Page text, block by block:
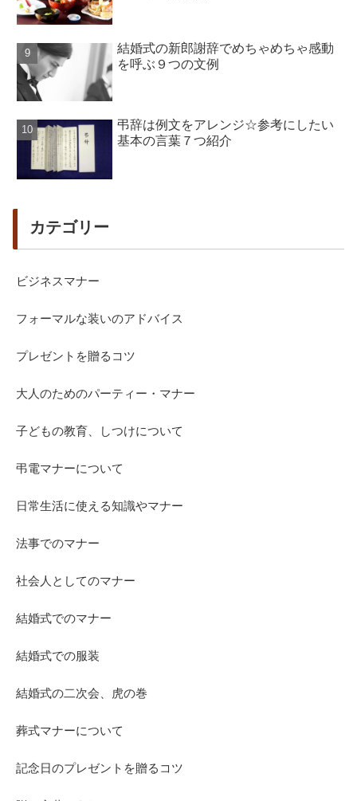
結婚式の新郎謝辞でめちゃめちゃ感動
を呼ぶ９つの文例
弔辞は例文をアレンジ☆参考にしたい
基本の言葉７つ紹介
カテゴリー
ビジネスマナー
フォーマルな装いのアドバイス
プレゼントを贈るコツ
大人のためのパーティー・マナー
子どもの教育、しつけについて
弔電マナーについて
日常生活に使える知識やマナー
法事でのマナー
社会人としてのマナー
結婚式でのマナー
結婚式での服装
結婚式の二次会、虎の巻
葬式マナーについて
記念日のプレゼントを贈るコツ